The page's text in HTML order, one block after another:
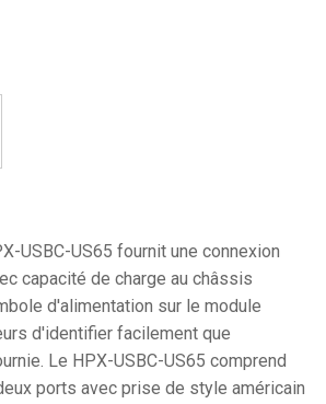
USBC-US65 fournit une connexion
capacité de charge au châssis
d'alimentation sur le module
d'identifier facilement que
Le HPX-USBC-US65 comprend
ports avec prise de style américain